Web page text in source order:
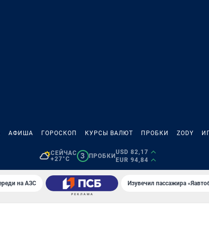
АФИША ГОРОСКОП КУРСЫ ВАЛЮТ ПРОБКИ ZODY
СЕЙЧАС
+27°C
3 ПРОБКИ
USD 82,17
EUR 94,84
на АЗС Изувечил пассажира